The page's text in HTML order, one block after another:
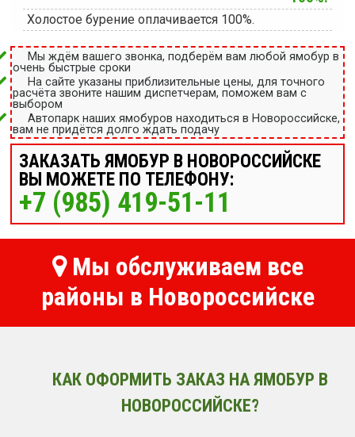
Холостое бурение оплачивается 100%.
Мы ждём вашего звонка, подберём вам любой ямобур в
очень быстрые сроки
На сайте указаны приблизительные цены, для точного
расчёта звоните нашим диспетчерам, поможем вам с
выбором
Автопарк наших ямобуров находиться в Новороссийске,
вам не придётся долго ждать подачу
ЗАКАЗАТЬ ЯМОБУР В НОВОРОССИЙСКЕ
ВЫ МОЖЕТЕ ПО ТЕЛЕФОНУ:
+7 (985) 419-51-11
Мы обслуживаем все
районы в Новороссийске
КАК ОФОРМИТЬ ЗАКАЗ НА ЯМОБУР В
НОВОРОССИЙСКЕ?